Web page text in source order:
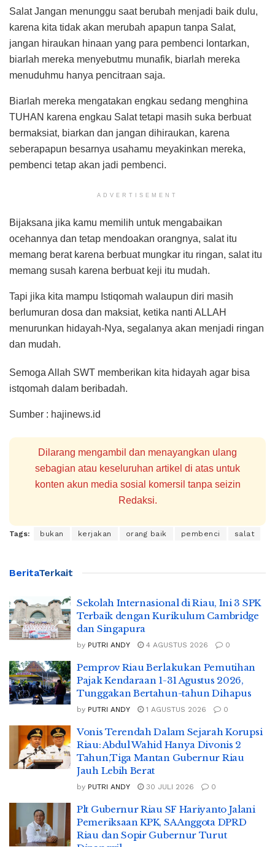
Salat Jangan menunggu saat berubah menjadi baik dulu,
karena kita tidak akan merubah apapun tanpa Salat,
jangan hiraukan hinaan yang para pembenci lontarkan,
biarlah mereka menyebutmu munafik, biarlah mereka
menuduhmu hanya pencitraan saja.
Biarlah mereka mengatakan engkau sedang menghina
TUHAN karena engkau Salat tetapi masih suka berbuat
bermaksiat, biarkan dan jangan dihiraukan, karena
seberapapun besarnya usahamu meyakinkan mereka,
pembenci tetap akan jadi pembenci.
ADVERTISEMENT
Bijaksana jika kamu memilih untuk mengabaikan
ocehannya dan tetap mendoakan orangnya, salat itu
memang berat karena berbuat mungkar itu ringan, salat itu
memang susah karena berbuat keji itu mudah.
Tapi jika kita mampu Istiqomah walaupun diri masih
berlumuran dosa dan maksiat, ketika nanti ALLAH
menurunkan hidayah-Nya, segalanya akan menjadi ringan
dan mudah.
Semoga Allah SWT memberikan kita hidayah agar bisa
istqomah dalam beribadah.
Sumber : hajinews.id
Dilarang mengambil dan menayangkan ulang
sebagian atau keseluruhan artikel di atas untuk
konten akun media sosial komersil tanpa seizin
Redaksi.
Tags: bukan kerjakan orang baik pembenci salat
BeritaTerkait
Sekolah Internasional di Riau, Ini 3 SPK
Terbaik dengan Kurikulum Cambridge
dan Singapura
by PUTRI ANDY 4 AGUSTUS 2026 0
Pemprov Riau Berlakukan Pemutihan
Pajak Kendaraan 1-31 Agustus 2026,
Tunggakan Bertahun-tahun Dihapus
by PUTRI ANDY 1 AGUSTUS 2026 0
Vonis Terendah Dalam Sejarah Korupsi
Riau: Abdul Wahid Hanya Divonis 2
Tahun,Tiga Mantan Gubernur Riau
Jauh Lebih Berat
by PUTRI ANDY 30 JULI 2026 0
Plt Gubernur Riau SF Hariyanto Jalani
Pemeriksaan KPK, SA Anggota DPRD
Riau dan Sopir Gubernur Turut